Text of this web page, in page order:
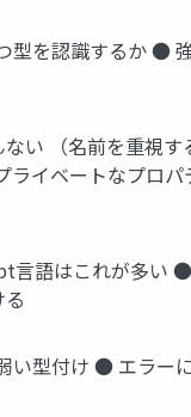
を認識するか ●
い （名前を重視
イベートなプロパ
語はこれが多い
型付け ● エラー